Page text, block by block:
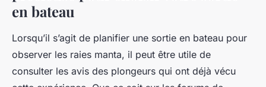
en bateau
Lorsqu’il s’agit de planifier une sortie en bateau pour
observer les raies manta, il peut être utile de
consulter les avis des plongeurs qui ont déjà vécu